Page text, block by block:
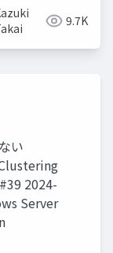
9.7K
い
2024-
Server